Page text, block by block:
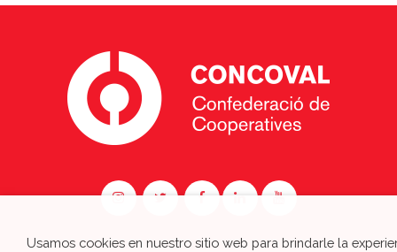
Usamos cookies en nuestro sitio web para brindarle la